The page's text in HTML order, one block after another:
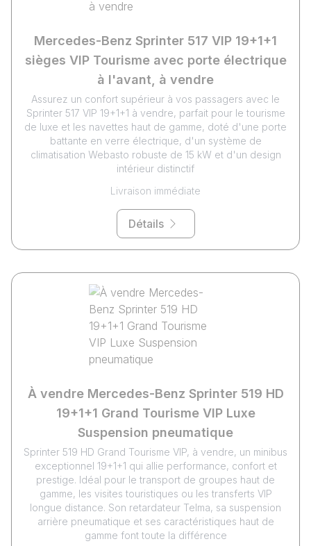
Mercedes-Benz Sprinter 517 VIP 19+1+1
sièges VIP Tourisme avec porte électrique
à l'avant, à vendre
Assurez un confort supérieur à vos passagers avec le
Sprinter 517 VIP 19+1+1 à vendre, parfait pour le tourisme
de luxe et les navettes haut de gamme, doté d'une porte
battante en verre électrique, d'un système de
climatisation Webasto robuste de 15 kW et d'un design
intérieur distinctif
Livraison immédiate
Détails
À vendre Mercedes-Benz Sprinter 519 HD
19+1+1 Grand Tourisme VIP Luxe
Suspension pneumatique
Sprinter 519 HD Grand Tourisme VIP, à vendre, un minibus
exceptionnel 19+1+1 qui allie performance, confort et
prestige. Idéal pour le transport de groupes haut de
gamme, les visites touristiques ou les transferts VIP
longue distance. Son retardateur Telma, sa suspension
arrière pneumatique et ses caractéristiques haut de
gamme font toute la différence